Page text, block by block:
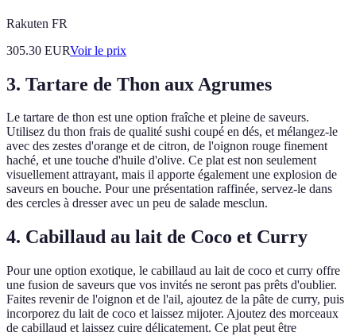
Rakuten FR
305.30 EURVoir le prix
3. Tartare de Thon aux Agrumes
Le tartare de thon est une option fraîche et pleine de saveurs.
Utilisez du thon frais de qualité sushi coupé en dés, et mélangez-le
avec des zestes d'orange et de citron, de l'oignon rouge finement
haché, et une touche d'huile d'olive. Ce plat est non seulement
visuellement attrayant, mais il apporte également une explosion de
saveurs en bouche. Pour une présentation raffinée, servez-le dans
des cercles à dresser avec un peu de salade mesclun.
4. Cabillaud au lait de Coco et Curry
Pour une option exotique, le cabillaud au lait de coco et curry offre
une fusion de saveurs que vos invités ne seront pas prêts d'oublier.
Faites revenir de l'oignon et de l'ail, ajoutez de la pâte de curry, puis
incorporez du lait de coco et laissez mijoter. Ajoutez des morceaux
de cabillaud et laissez cuire délicatement. Ce plat peut être